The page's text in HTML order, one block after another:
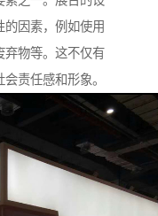
因素，例如使用
弃物等。这不仅有
责任感和形象。